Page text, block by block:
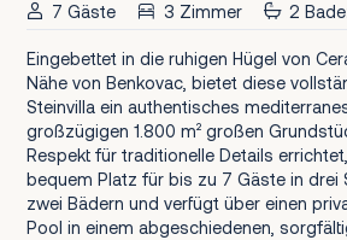
7 Gäste 3 Zimmer 2
Eingebettet in die ruhigen Hügel von
Nähe von Benkovac, bietet diese
Steinvilla ein authentisches
großzügigen 1.800 m² großen
Respekt für traditionelle Details
bequem Platz für bis zu 7 Gäste in drei
zwei Bädern und verfügt über einen
Pool in einem abgeschiedenen,